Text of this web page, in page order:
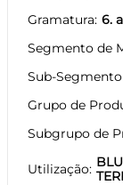
Gramatura 6.
Segmento de
Sub-
Grupo de
Subgrupo de
Utilização